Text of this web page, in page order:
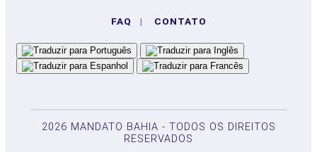
FAQ | CONTATO
2026 MANDATO BAHIA - TODOS OS DIREITOS
RESERVADOS